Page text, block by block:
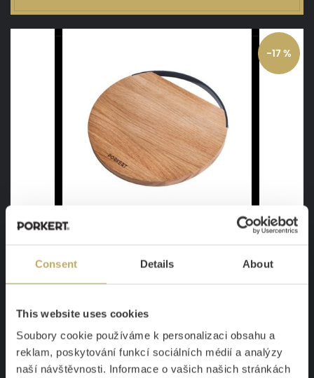
Consent Details About
This website uses cookies
Soubory cookie používáme k personalizaci obsahu a
reklam, poskytování funkcí sociálních médií a analýzy
naší návštěvnosti. Informace o vašich našich stránkách
-17 %
Oryginalny sposób serwowania
108 zł
SZCZEGÓŁY